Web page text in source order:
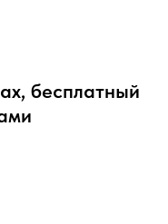
бесплатный